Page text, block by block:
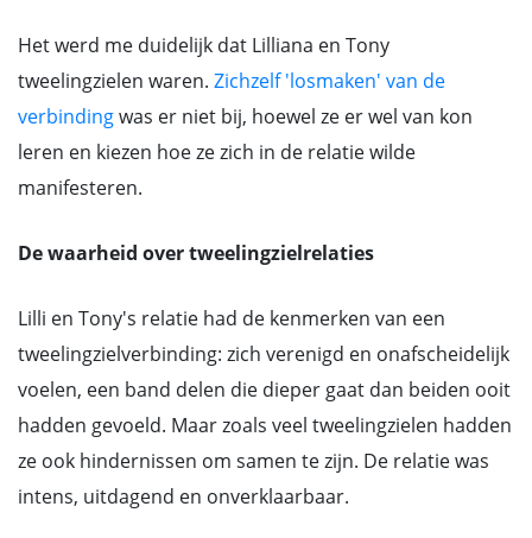
Het werd me duidelijk dat Lilliana en Tony
tweelingzielen waren. Zichzelf 'losmaken' van de
verbindingwas er niet bij, hoewel ze er wel van kon
leren en kiezen hoe ze zich in de relatie wilde
manifesteren.
De waarheid over tweelingzielrelaties
Lilli en Tony's relatie had de kenmerken van een
tweelingzielverbinding: zich verenigd en onafscheidelijk
voelen, een band delen die dieper gaat dan beiden ooit
hadden gevoeld. Maar zoals veel tweelingzielen hadden
ze ook hindernissen om samen te zijn. De relatie was
intens, uitdagend en onverklaarbaar.